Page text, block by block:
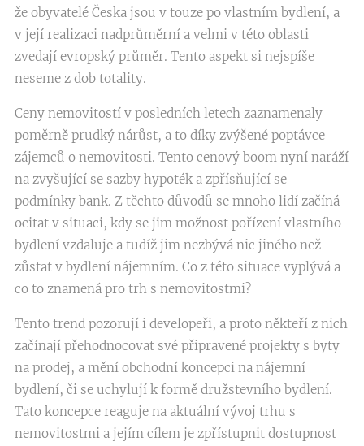
že obyvatelé Česka jsou v touze po vlastním bydlení, a
v její realizaci nadprůměrní a velmi v této oblasti
zvedají evropský průměr. Tento aspekt si nejspíše
neseme z dob totality.
Ceny nemovitostí v posledních letech zaznamenaly
poměrně prudký nárůst, a to díky zvýšené poptávce
zájemců o nemovitosti. Tento cenový boom nyní naráží
na zvyšující se sazby hypoték a zpřísňující se
podmínky bank. Z těchto důvodů se mnoho lidí začíná
ocitat v situaci, kdy se jim možnost pořízení vlastního
bydlení vzdaluje a tudíž jim nezbývá nic jiného než
zůstat v bydlení nájemním. Co z této situace vyplývá a
co to znamená pro trh s nemovitostmi?
Tento trend pozorují i developeři, a proto někteří z nich
začínají přehodnocovat své připravené projekty s byty
na prodej, a mění obchodní koncepci na nájemní
bydlení, či se uchylují k formě družstevního bydlení.
Tato koncepce reaguje na aktuální vývoj trhu s
nemovitostmi a jejím cílem je zpřístupnit dostupnost